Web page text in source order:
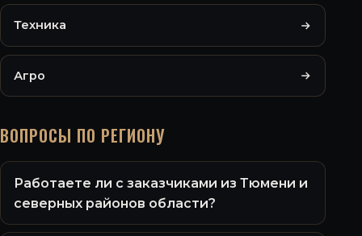
Техника
Агро
ВОПРОСЫ ПО РЕГИОНУ
Работаете ли с заказчиками из Тюмени и
северных районов области?